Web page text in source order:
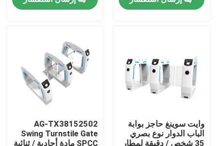
أخبار
طلب اقتباس
وايت سوينغ حاجز بوابة
الباب الدوار نوع بصري
35 شخص / دقيقة لمطار
AG-TX38152502
Swing Turnstile Gate
SPCC مادة أحادية / ثنائية